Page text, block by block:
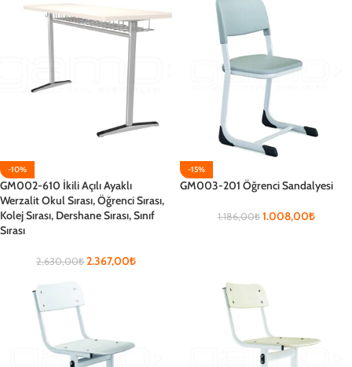
-10%
GM002-610 İkili Açılı Ayaklı
Werzalit Okul Sırası, Öğrenci Sırası,
Kolej Sırası, Dershane Sırası, Sınıf
Sırası
2.630,00₺ 2.367,00₺
-15%
GM003-201 Öğrenci Sandalyesi
1.186,00₺ 1.008,00₺